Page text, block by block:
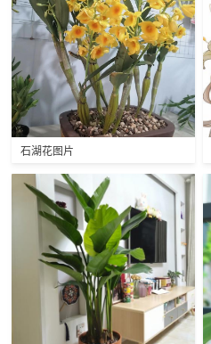
石湖花图片